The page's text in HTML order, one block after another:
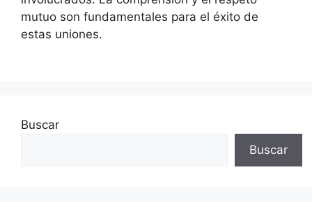
mutuo son fundamentales para el éxito de
estas uniones.
Buscar
Buscar